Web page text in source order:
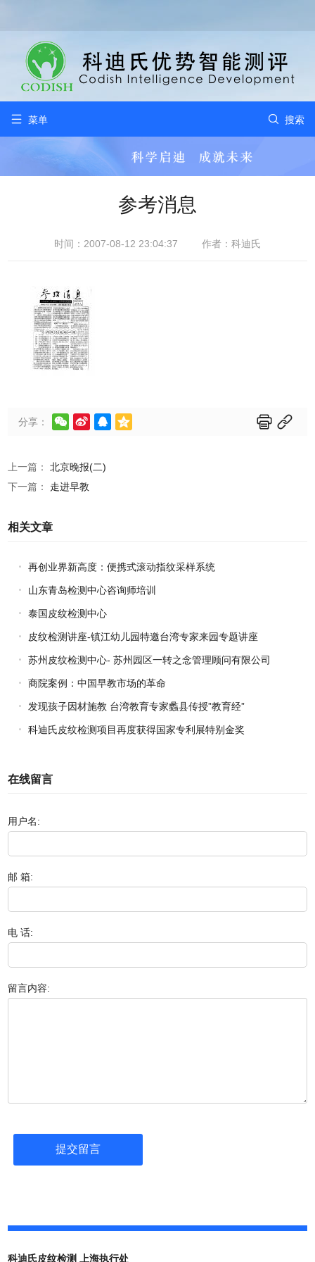
 菜单  搜索
参考消息
时间：2007-08-12 23:04:37 作者：科迪氏
分享：      
上一篇：北京晚报(二)
下一篇： 走进早教
相关文章
再创业界新高度：便携式滚动指纹采样系统
山东青岛检测中心咨询师培训
泰国皮纹检测中心
皮纹检测讲座-镇江幼儿园特邀台湾专家来园专题讲座
苏州皮纹检测中心- 苏州园区一转之念管理顾问有限公司
商院案例：中国早教市场的革命
发现孩子因材施教 台湾教育专家蠡县传授”教育经”
科迪氏皮纹检测项目再度获得国家专利展特别金奖
在线留言
用户名:
邮 箱:
电 话:
留言内容:
科迪氏皮纹检测 上海执行处